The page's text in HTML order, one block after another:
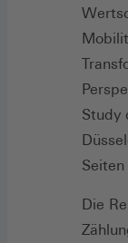
Study
Seiten
Die